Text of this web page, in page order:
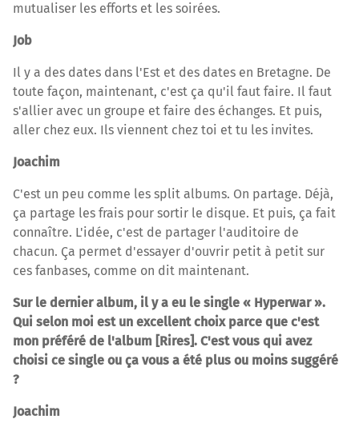
mutualiser les efforts et les soirées.
Job
Il y a des dates dans l'Est et des dates en Bretagne. De
toute façon, maintenant, c'est ça qu'il faut faire. Il faut
s'allier avec un groupe et faire des échanges. Et puis,
aller chez eux. Ils viennent chez toi et tu les invites.
Joachim
C'est un peu comme les split albums. On partage. Déjà,
ça partage les frais pour sortir le disque. Et puis, ça fait
connaître. L'idée, c'est de partager l'auditoire de
chacun. Ça permet d'essayer d'ouvrir petit à petit sur
ces fanbases, comme on dit maintenant.
Sur le dernier album, il y a eu le single « Hyperwar ».
Qui selon moi est un excellent choix parce que c'est
mon préféré de l'album [Rires]. C'est vous qui avez
choisi ce single ou ça vous a été plus ou moins suggéré
?
Joachim